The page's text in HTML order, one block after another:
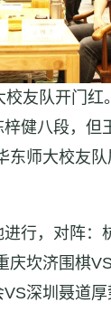
友队开门红
健八段，但
东师大校友
行，对阵：
庆坎济围棋
深圳聂道